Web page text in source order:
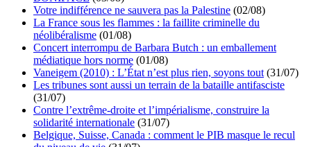
Votre indifférence ne sauvera pas la Palestine (02/08)
La France sous les flammes : la faillite criminelle du
néolibéralisme (01/08)
Concert interrompu de Barbara Butch : un emballement
médiatique hors norme (01/08)
Vaneigem (2010) : L’État n’est plus rien, soyons tout (31/07)
Les tribunes sont aussi un terrain de la bataille antifasciste
(31/07)
Contre l’extrême-droite et l’impérialisme, construire la
solidarité internationale (31/07)
Belgique, Suisse, Canada : comment le PIB masque le recul